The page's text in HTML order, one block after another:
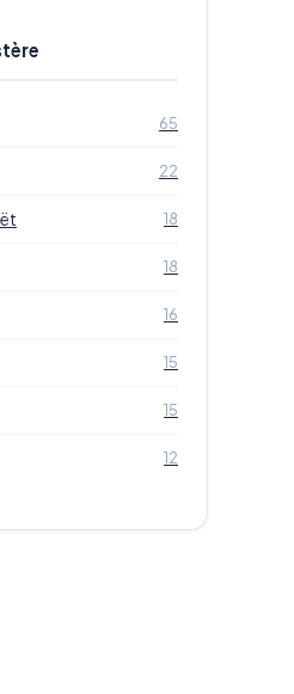
65
22
18
18
16
15
15
12